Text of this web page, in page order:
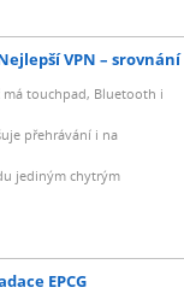
VPN – srovnání
má touchpad, Bluetooth i
přehrávání i na
jediným chytrým
EPCG